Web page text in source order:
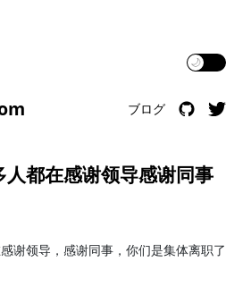
🌙
ブログ
都在感谢领导感谢同事
谢领导，感谢同事，你们是集体离职了